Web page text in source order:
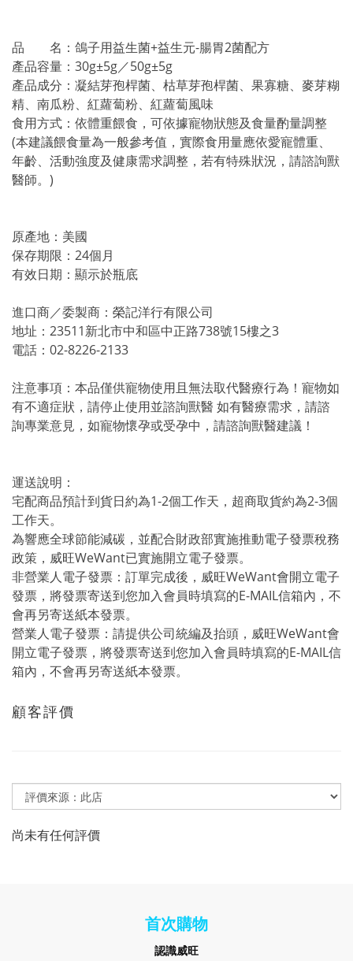
品 名：鴿子用益生菌+益生元-腸胃2菌配方
產品容量：30g±5g／50g±5g
產品成分：凝結芽孢桿菌、枯草芽孢桿菌、果寡糖、麥芽糊
精、南瓜粉、紅蘿蔔粉、紅蘿蔔風味
食用方式：依體重餵食，可依據寵物狀態及食量酌量調整
(本建議餵食量為一般參考值，實際食用量應依愛寵體重、
年齡、活動強度及健康需求調整，若有特殊狀況，請諮詢獸
醫師。)
原產地：美國
保存期限：24個月
有效日期：顯示於瓶底
進口商／委製商：榮記洋行有限公司
地址：23511新北市中和區中正路738號15樓之3
電話：02-8226-2133
注意事項：本品僅供寵物使用且無法取代醫療行為！寵物如
有不適症狀，請停止使用並諮詢獸醫 如有醫療需求，請諮
詢專業意見，如寵物懷孕或受孕中，請諮詢獸醫建議！
運送說明：
宅配商品預計到貨日約為1-2個工作天，超商取貨約為2-3個
工作天。
為響應全球節能減碳，並配合財政部實施推動電子發票稅務
政策，威旺WeWant已實施開立電子發票。
非營業人電子發票：訂單完成後，威旺WeWant會開立電子
發票，將發票寄送到您加入會員時填寫的E-MAIL信箱內，不
會再另寄送紙本發票。
營業人電子發票：請提供公司統編及抬頭，威旺WeWant會
開立電子發票，將發票寄送到您加入會員時填寫的E-MAIL信
箱內，不會再另寄送紙本發票。
顧客評價
尚未有任何評價
首次購物
認識威旺